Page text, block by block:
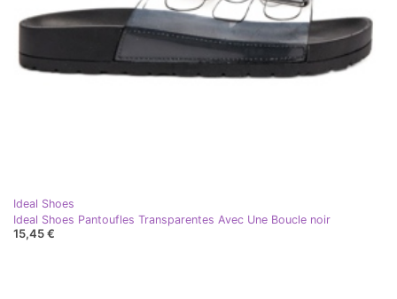
Ideal Shoes
Ideal Shoes Pantoufles Transparentes Avec Une Boucle noir
15,45 €